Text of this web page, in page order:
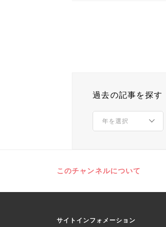
過去の記事を探す
このチャンネルについて
サイトインフォメーション